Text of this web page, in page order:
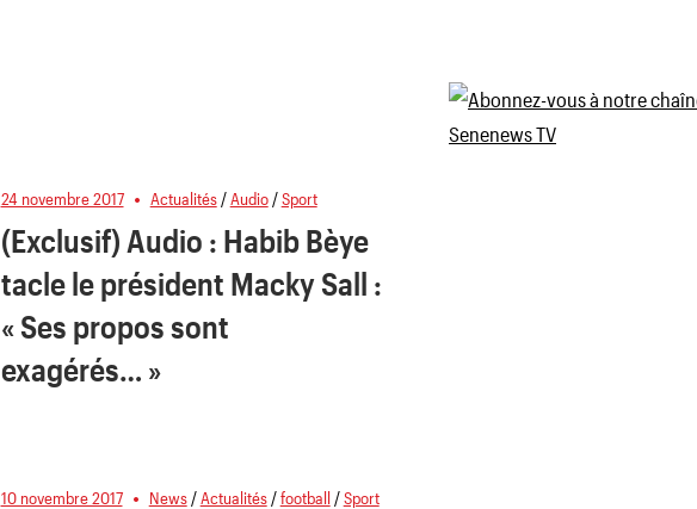
24 novembre 2017 Actualités/Audio/Sport
(Exclusif) Audio : Habib Bèye
tacle le président Macky Sall :
« Ses propos sont
exagérés… »
10 novembre 2017 News/Actualités/football/Sport